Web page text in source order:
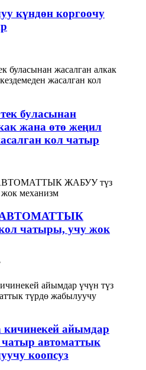
күндөн коргоочу
буласынан
жана өтө жеңил
кол чатыр
АВТОМАТТЫК
чатыры, учу жок
айымдар
чатыр автоматтык
коопсуз